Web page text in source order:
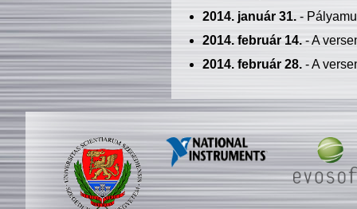
2014. január 31.-
2014. február 14.- A
2014. február 28.- A